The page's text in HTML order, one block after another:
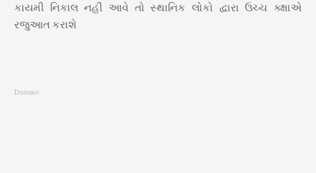
કાયમી નિકાલ નહીં આવે તો સ્થાનિક લોકો દ્વારા ઉચ્ચ ક્ક્ષાએ
રજુઆત કરાશે
Domain